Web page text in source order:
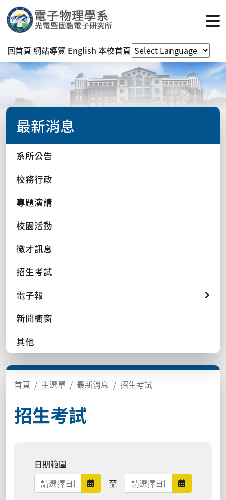
回首頁 網站導覽 English 本校首頁
最新消息
系所公告
校務行政
專題演講
校園活動
徵才訊息
招生考試
電子報
新聞櫥窗
其他
首頁 主選單 最新消息 招生考試
招生考試
日期範圍
日期範圍開始
至 日期範圍結束 日期範圍